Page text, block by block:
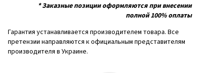
*Заказные позиции оформляются при внесении
полной 100% оплаты
Гарантия устанавливается производителем товара. Все
претензии направляются к официальным представителям
производителя в Украине.